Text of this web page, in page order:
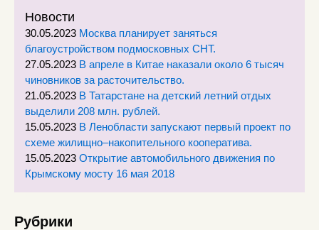
Новости
30.05.2023 Москва планирует заняться
благоустройством подмосковных СНТ.
27.05.2023 В апреле в Китае наказали около 6 тысяч
чиновников за расточительство.
21.05.2023 В Татарстане на детский летний отдых
выделили 208 млн. рублей.
15.05.2023 В Ленобласти запускают первый проект по
схеме жилищно–накопительного кооператива.
15.05.2023 Открытие автомобильного движения по
Крымскому мосту 16 мая 2018
Рубрики